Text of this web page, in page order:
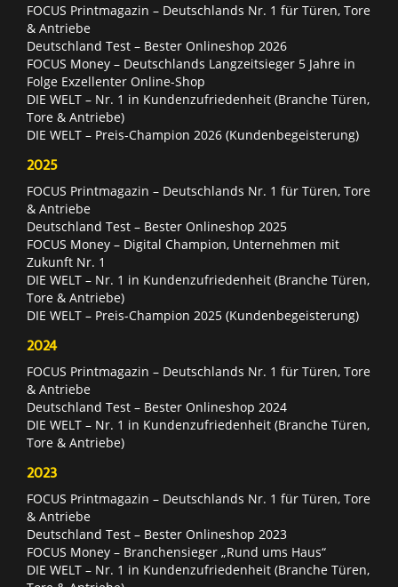
FOCUS Printmagazin – Deutschlands Nr. 1 für Türen, Tore
& Antriebe
Deutschland Test – Bester Onlineshop 2026
FOCUS Money – Deutschlands Langzeitsieger 5 Jahre in
Folge Exzellenter Online-Shop
DIE WELT – Nr. 1 in Kundenzufriedenheit (Branche Türen,
Tore & Antriebe)
DIE WELT – Preis-Champion 2026 (Kundenbegeisterung)
2025
FOCUS Printmagazin – Deutschlands Nr. 1 für Türen, Tore
& Antriebe
Deutschland Test – Bester Onlineshop 2025
FOCUS Money – Digital Champion, Unternehmen mit
Zukunft Nr. 1
DIE WELT – Nr. 1 in Kundenzufriedenheit (Branche Türen,
Tore & Antriebe)
DIE WELT – Preis-Champion 2025 (Kundenbegeisterung)
2024
FOCUS Printmagazin – Deutschlands Nr. 1 für Türen, Tore
& Antriebe
Deutschland Test – Bester Onlineshop 2024
DIE WELT – Nr. 1 in Kundenzufriedenheit (Branche Türen,
Tore & Antriebe)
2023
FOCUS Printmagazin – Deutschlands Nr. 1 für Türen, Tore
& Antriebe
Deutschland Test – Bester Onlineshop 2023
FOCUS Money – Branchensieger „Rund ums Haus“
DIE WELT – Nr. 1 in Kundenzufriedenheit (Branche Türen,